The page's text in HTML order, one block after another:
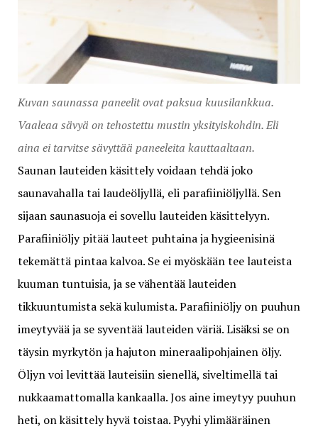
Kuvan saunassa paneelit ovat paksua kuusilankkua.
Vaaleaa sävyä on tehostettu mustin yksityiskohdin. Eli
aina ei tarvitse sävyttää paneeleita kauttaaltaan.
Saunan lauteiden käsittely voidaan tehdä joko
saunavahalla tai laudeöljyllä, eli parafiiniöljyllä. Sen
sijaan saunasuoja ei sovellu lauteiden käsittelyyn.
Parafiiniöljy pitää lauteet puhtaina ja hygieenisinä
tekemättä pintaa kalvoa. Se ei myöskään tee lauteista
kuuman tuntuisia, ja se vähentää lauteiden
tikkuuntumista sekä kulumista. Parafiiniöljy on puuhun
imeytyvää ja se syventää lauteiden väriä. Lisäksi se on
täysin myrkytön ja hajuton mineraalipohjainen öljy.
Öljyn voi levittää lauteisiin sienellä, siveltimellä tai
nukkaamattomalla kankaalla. Jos aine imeytyy puuhun
heti, on käsittely hyvä toistaa. Pyyhi ylimääräinen